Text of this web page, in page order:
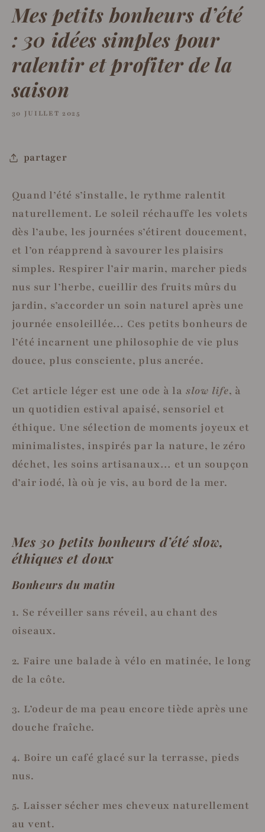
Mes petits bonheurs d’été
: 30 idées simples pour
ralentir et profiter de la
saison
30 JUILLET 2025
partager
Quand l’été s’installe, le rythme ralentit
naturellement. Le soleil réchauffe les volets
dès l’aube, les journées s’étirent doucement,
et l’on réapprend à savourer les plaisirs
simples. Respirer l’air marin, marcher pieds
nus sur l’herbe, cueillir des fruits mûrs du
jardin, s’accorder un soin naturel après une
journée ensoleillée… Ces petits bonheurs de
l’été incarnent une philosophie de vie plus
douce, plus consciente, plus ancrée.
Cet article léger est une ode à la slow life, à
un quotidien estival apaisé, sensoriel et
éthique. Une sélection de moments joyeux et
minimalistes, inspirés par la nature, le zéro
déchet, les soins artisanaux… et un soupçon
d’air iodé, là où je vis, au bord de la mer.
Mes 30 petits bonheurs d’été slow,
éthiques et doux
Bonheurs du matin
1. Se réveiller sans réveil, au chant des
oiseaux.
2. Faire une balade à vélo en matinée, le long
de la côte.
3. L’odeur de ma peau encore tiède après une
douche fraîche.
4. Boire un café glacé sur la terrasse, pieds
nus.
5. Laisser sécher mes cheveux naturellement
au vent.